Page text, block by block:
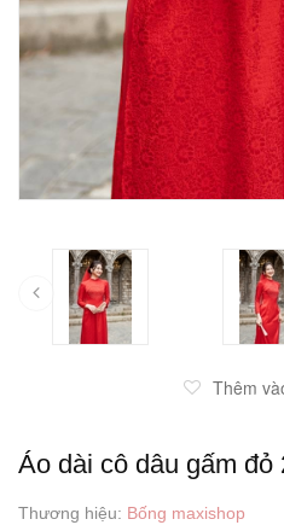
Thêm
Áo dài cô dâu gấm đỏ
Thương hiệu: Bống maxishop